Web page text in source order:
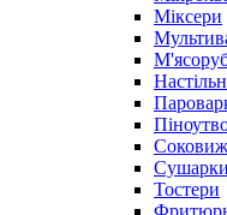
Міксери
Сушарки
Тостери